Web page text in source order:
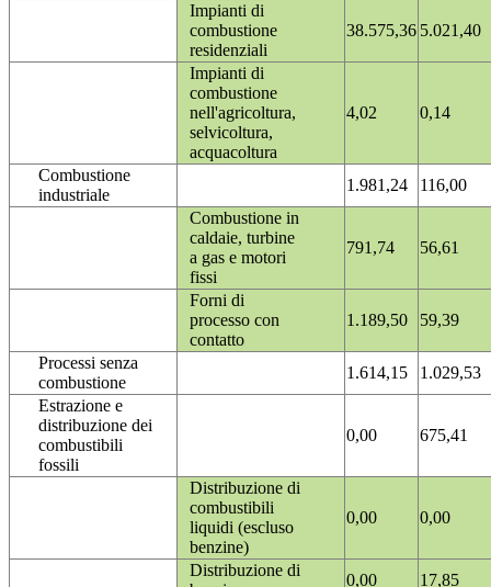
Impianti di
combustione
residenziali
38.575,36 5.021,40
Impianti di
combustione
nell'agricoltura,
selvicoltura,
acquacoltura
4,02 0,14
Combustione
industriale
1.981,24
116,00
Combustione in
caldaie, turbine
a gas e motori
fissi
791,74 56,61
Forni di
processo con
contatto
1.189,50 59,39
Processi senza
combustione
1.614,15
1.029,53
Estrazione e
distribuzione dei
combustibili
fossili
0,00 675,41
Distribuzione di
combustibili
liquidi (escluso
benzine)
0,00 0,00
Distribuzione di
0,00
17,85